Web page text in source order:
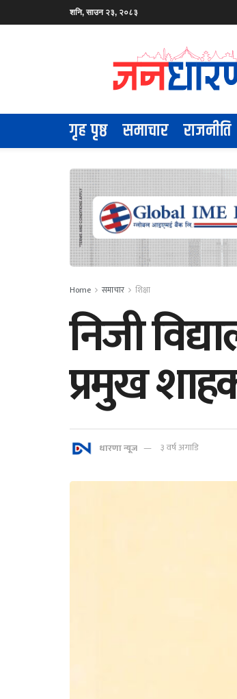
शनि, साउन २३, २०८३
गृह पृष्ठ समाचार राजनीति
Home समाचार शिक्षा
निजी
प्रमुख
धारणा न्यूज ३ वर्ष अगाडि